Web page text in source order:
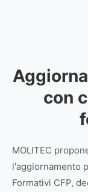
con
MOLITEC
l'aggiornamento
Formativi CFP,